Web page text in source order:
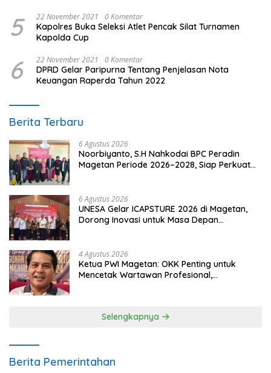
5 22 November 2021 0 Komentar
Kapolres Buka Seleksi Atlet Pencak Silat Turnamen
Kapolda Cup
6 22 November 2021 0 Komentar
DPRD Gelar Paripurna Tentang Penjelasan Nota
Keuangan Raperda Tahun 2022
Berita Terbaru
6 Agustus 2026
Noorbiyanto, S.H Nahkodai BPC Peradin
Magetan Periode 2026–2028, Siap Perkuat
6 Agustus 2026
UNESA Gelar ICAPSTURE 2026 di Magetan,
Dorong Inovasi untuk Masa Depan
4 Agustus 2026
Ketua PWI Magetan: OKK Penting untuk
Mencetak Wartawan Profesional,
Selengkapnya
Berita Pemerintahan